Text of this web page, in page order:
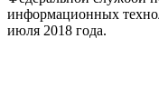
информационных
июля 2018 года.